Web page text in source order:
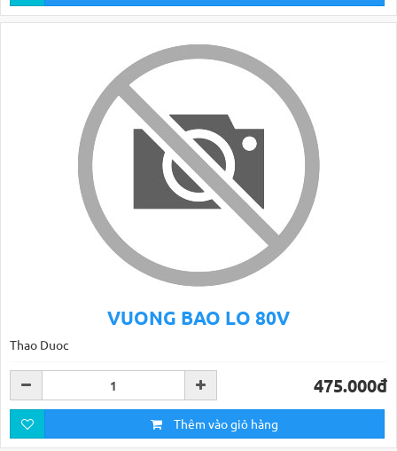
VUONG BAO LO 80V
Thao Duoc
475.000đ
Thêm vào giỏ hàng